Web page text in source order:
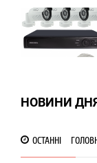
НОВИНИ
ОСТАННІ